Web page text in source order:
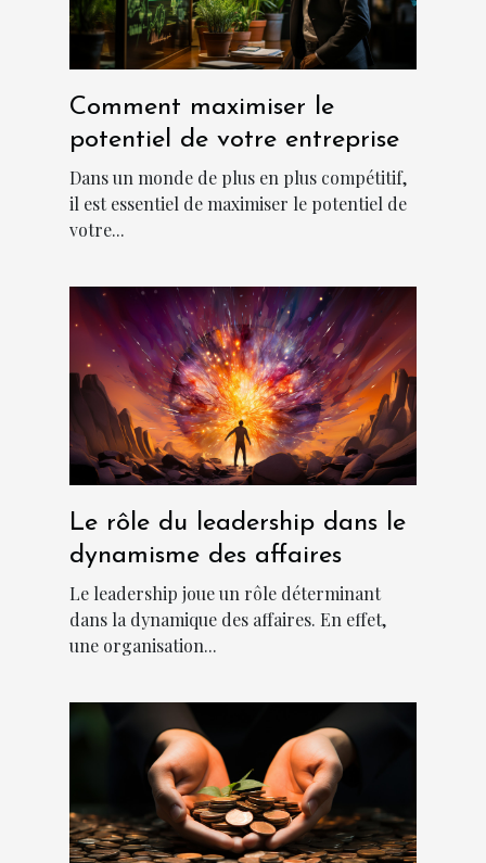
Comment maximiser le
potentiel de votre entreprise
Dans un monde de plus en plus compétitif,
il est essentiel de maximiser le potentiel de
votre...
Le rôle du leadership dans le
dynamisme des affaires
Le leadership joue un rôle déterminant
dans la dynamique des affaires. En effet,
une organisation...